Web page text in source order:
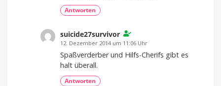
Antworten
suicide27survivor
12. Dezember 2014 um 11:06 Uhr
Spaßverderber und Hilfs-Cherifs gibt es
halt überall.
Antworten